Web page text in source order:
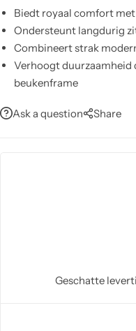
Biedt royaal comfort met
Ondersteunt langdurig
Combineert strak
Verhoogt duurzaamheid
beukenframe
chemicaliën
Ask a question Share
Geschatte